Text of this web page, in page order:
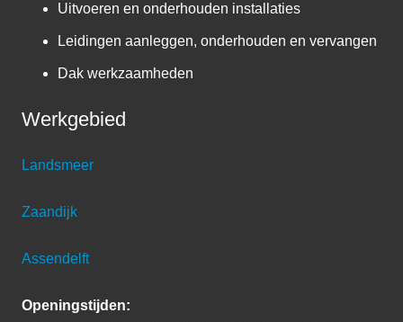
Uitvoeren en onderhouden installaties
Leidingen aanleggen, onderhouden en vervangen
Dak werkzaamheden
Werkgebied
Landsmeer
Zaandijk
Assendelft
Openingstijden: